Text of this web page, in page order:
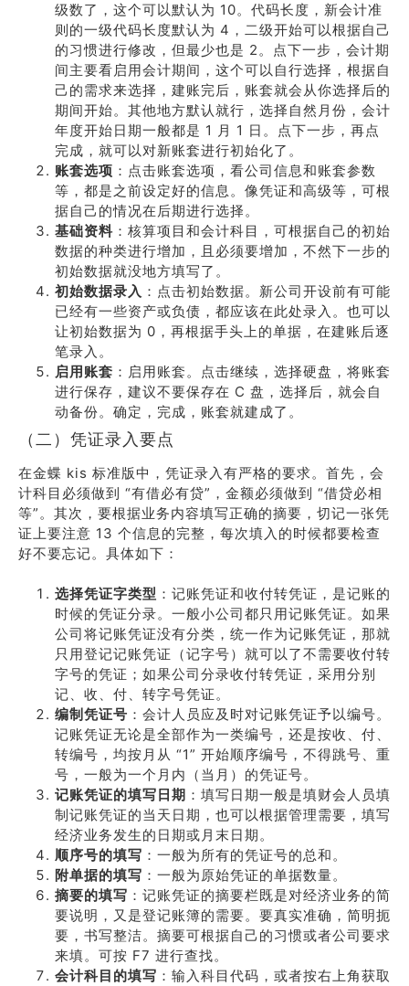
级数了，这个可以默认为 10。代码长度，新会计准
则的一级代码长度默认为 4，二级开始可以根据自己
的习惯进行修改，但最少也是 2。点下一步，会计期
间主要看启用会计期间，这个可以自行选择，根据自
己的需求来选择，建账完后，账套就会从你选择后的
期间开始。其他地方默认就行，选择自然月份，会计
年度开始日期一般都是 1 月 1 日。点下一步，再点
完成，就可以对新账套进行初始化了。
账套选项 ：点击账套选项，看公司信息和账套参数
等，都是之前设定好的信息。像凭证和高级等，可根
据自己的情况在后期进行选择。
基础资料 ：核算项目和会计科目，可根据自己的初始
数据的种类进行增加，且必须要增加，不然下一步的
初始数据就没地方填写了。
初始数据录入 ：点击初始数据。新公司开设前有可能
已经有一些资产或负债，都应该在此处录入。也可以
让初始数据为 0，再根据手头上的单据，在建账后逐
笔录入。
启用账套 ：启用账套。点击继续，选择硬盘，将账套
进行保存，建议不要保存在 C 盘，选择后，就会自
动备份。确定，完成，账套就建成了。
（二）凭证录入要点
在金蝶 kis 标准版中，凭证录入有严格的要求。首先，会
计科目必须做到 “有借必有贷”，金额必须做到 “借贷必相
等”。其次，要根据业务内容填写正确的摘要，切记一张凭
证上要注意 13 个信息的完整，每次填入的时候都要检查
好不要忘记。具体如下：
选择凭证字类型 ：记账凭证和收付转凭证，是记账的
时候的凭证分录。一般小公司都只用记账凭证。如果
公司将记账凭证没有分类，统一作为记账凭证，那就
只用登记记账凭证（记字号）就可以了不需要收付转
字号的凭证；如果公司分录收付转凭证，采用分别
记、收、付、转字号凭证。
编制凭证号 ：会计人员应及时对记账凭证予以编号。
记账凭证无论是全部作为一类编号，还是按收、付、
转编号，均按月从 “1” 开始顺序编号，不得跳号、重
号，一般为一个月内（当月）的凭证号。
记账凭证的填写日期 ：填写日期一般是填财会人员填
制记账凭证的当天日期，也可以根据管理需要，填写
经济业务发生的日期或月末日期。
顺序号的填写 ：一般为所有的凭证号的总和。
附单据的填写 ：一般为原始凭证的单据数量。
摘要的填写 ：记账凭证的摘要栏既是对经济业务的简
要说明，又是登记账簿的需要。要真实准确，简明扼
要，书写整洁。摘要可根据自己的习惯或者公司要求
来填。可按 F7 进行查找。
会计科目的填写 ：输入科目代码，或者按右上角获取